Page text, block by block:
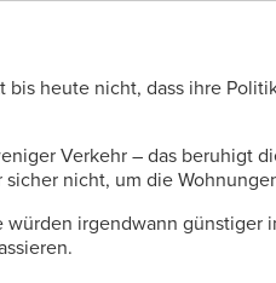
heute nicht, dass ihre
Verkehr – das beruhigt
nicht, um die
würden irgendwann günstiger